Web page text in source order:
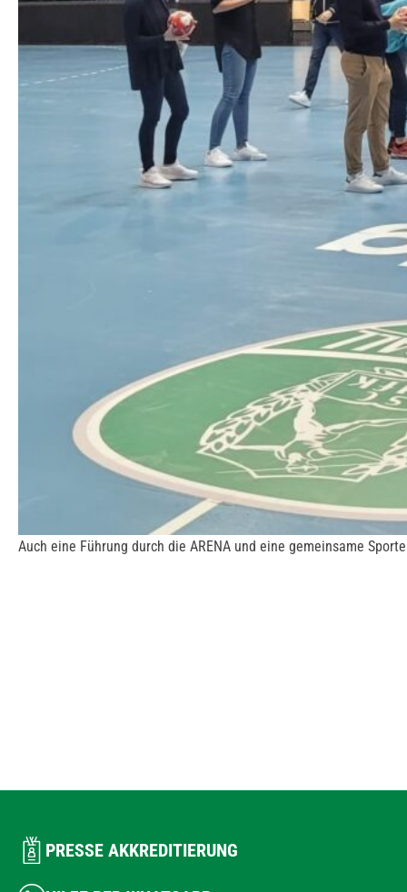
Auch eine Führung durch die ARENA und eine gemeinsame
PRESSE AKKREDITIERUNG